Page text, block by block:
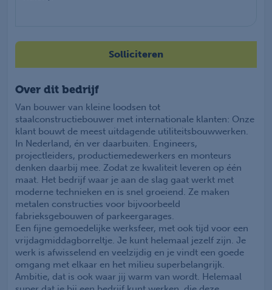
Solliciteren
Over dit bedrijf
Van bouwer van kleine loodsen tot
staalconstructiebouwer met internationale klanten: Onze
klant bouwt de meest uitdagende utiliteitsbouwwerken.
In Nederland, én ver daarbuiten. Engineers,
projectleiders, productiemedewerkers en monteurs
denken daarbij mee. Zodat ze kwaliteit leveren op één
maat. Het bedrijf waar je aan de slag gaat werkt met
moderne technieken en is snel groeiend. Ze maken
metalen constructies voor bijvoorbeeld
fabrieksgebouwen of parkeergarages.
Een fijne gemoedelijke werksfeer, met ook tijd voor een
vrijdagmiddagborreltje. Je kunt helemaal jezelf zijn. Je
werk is afwisselend en veelzijdig en je vindt een goede
omgang met elkaar en het milieu superbelangrijk.
Ambitie, dat is ook waar jij warm van wordt. Helemaal